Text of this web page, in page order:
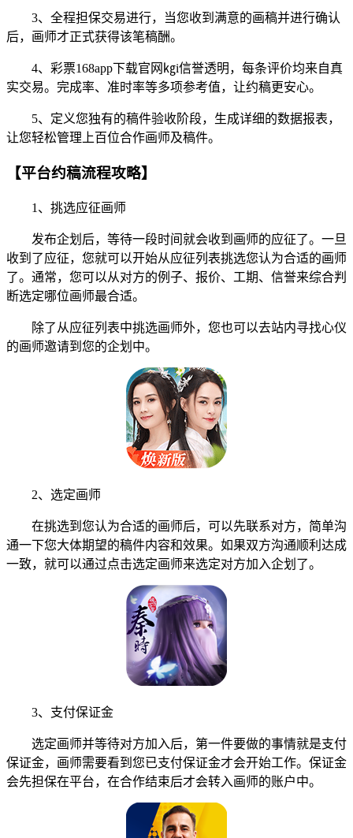
3、全程担保交易进行，当您收到满意的画稿并进行确认
后，画师才正式获得该笔稿酬。
4、彩票168app下载官网㎏i信誉透明，每条评价均来自真
实交易。完成率、准时率等多项参考值，让约稿更安心。
5、定义您独有的稿件验收阶段，生成详细的数据报表，
让您轻松管理上百位合作画师及稿件。
【平台约稿流程攻略】
1、挑选应征画师
发布企划后，等待一段时间就会收到画师的应征了。一旦
收到了应征，您就可以开始从应征列表挑选您认为合适的画师
了。通常，您可以从对方的例子、报价、工期、信誉来综合判
断选定哪位画师最合适。
除了从应征列表中挑选画师外，您也可以去站内寻找心仪
的画师邀请到您的企划中。
2、选定画师
在挑选到您认为合适的画师后，可以先联系对方，简单沟
通一下您大体期望的稿件内容和效果。如果双方沟通顺利达成
一致，就可以通过点击选定画师来选定对方加入企划了。
3、支付保证金
选定画师并等待对方加入后，第一件要做的事情就是支付
保证金，画师需要看到您已支付保证金才会开始工作。保证金
会先担保在平台，在合作结束后才会转入画师的账户中。